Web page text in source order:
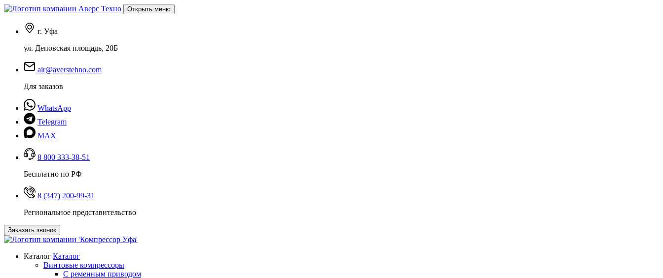
Открыть меню
г. Уфа
ул. Деповская площадь, 20Б
air@averstehno.com
Для заказов
WhatsApp
Telegram
MAX
8 800 333-38-51
Бесплатно по РФ
8 (347) 200-99-31
Региональное представительство
Заказать звонок
Каталог Каталог
Винтовые компрессоры
С ременным приводом